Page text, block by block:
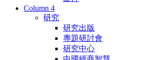
Column 4
研究
研究出版
專題研討會
研究中心